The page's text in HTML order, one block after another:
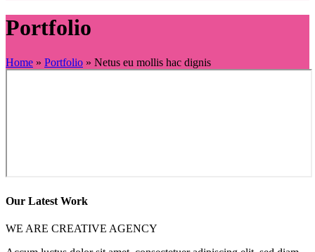
Portfolio
Home » Portfolio » Netus eu mollis hac dignis
Our Latest Work
WE ARE CREATIVE AGENCY